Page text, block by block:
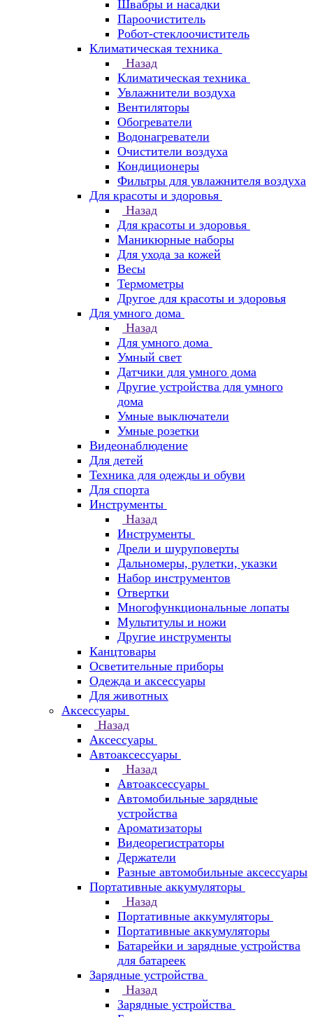
Швабры и насадки
Пароочиститель
Робот-стеклоочиститель
Климатическая техника
Назад
Климатическая техника
Увлажнители воздуха
Вентиляторы
Обогреватели
Водонагреватели
Очистители воздуха
Кондиционеры
Фильтры для увлажнителя воздуха
Для красоты и здоровья
Назад
Для красоты и здоровья
Маникюрные наборы
Для ухода за кожей
Весы
Термометры
Другое для красоты и здоровья
Для умного дома
Назад
Для умного дома
Умный свет
Датчики для умного дома
Другие устройства для умного
дома
Умные выключатели
Умные розетки
Видеонаблюдение
Для детей
Техника для одежды и обуви
Для спорта
Инструменты
Назад
Инструменты
Дрели и шуруповерты
Дальномеры, рулетки, указки
Набор инструментов
Отвертки
Многофункциональные лопаты
Мультитулы и ножи
Другие инструменты
Канцтовары
Осветительные приборы
Одежда и аксессуары
Для животных
Аксессуары
Назад
Аксессуары
Автоаксессуары
Назад
Автоаксессуары
Автомобильные зарядные
устройства
Ароматизаторы
Видеорегистраторы
Держатели
Разные автомобильные аксессуары
Портативные аккумуляторы
Назад
Портативные аккумуляторы
Портативные аккумуляторы
Батарейки и зарядные устройства
для батареек
Зарядные устройства
Назад
Зарядные устройства